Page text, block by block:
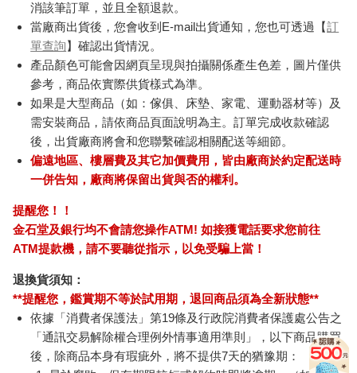
消該筆訂單，並且全額退款。
當廠商出貨後，您會收到E-mail出貨通知，您也可透過【訂
單查詢】確認出貨情況。
產品顏色可能會因網頁呈現與拍攝關係產生色差，圖片僅供
參考，商品依實際供貨樣式為準。
如果是大型商品（如：傢俱、床墊、家電、運動器材等）及
需安裝商品，請依商品頁面說明為主。訂單完成收款確認
後，出貨廠商將會和您聯繫確認相關配送等細節。
偏遠地區、樓層費及其它加價費用，皆由廠商於約定配送時
一併告知，廠商將保留出貨與否的權利。
提醒您！！
金石堂及銀行均不會請您操作ATM! 如接獲電話要求您前往
ATM提款機，請不要聽從指示，以免受騙上當！
退換貨須知：
**提醒您，鑑賞期不等於試用期，退回商品須為全新狀態**
依據「消費者保護法」第19條及行政院消費者保護處公告之
「通訊交易解除權合理例外情事適用準則」，以下商品購買
後，除商品本身有瑕疵外，將不提供7天的猶豫期：